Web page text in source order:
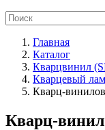
Главная
Каталог
Кварцвинил
Кварцевый
Кварц-
Кварц-